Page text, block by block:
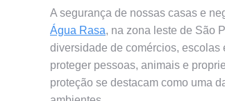
A segurança de nossas casas e
Água Rasa, na zona leste de São
diversidade de comércios,
proteger pessoas, animais e
proteção se destacam como uma